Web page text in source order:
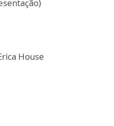
House